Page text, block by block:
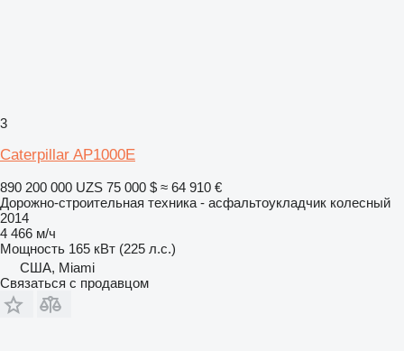
3
Caterpillar AP1000E
890 200 000 UZS 75 000 $ ≈ 64 910 €
Дорожно-строительная техника - асфальтоукладчик колесный
2014
4 466 м/ч
Мощность 165 кВт (225 л.с.)
США, Miami
Связаться с продавцом